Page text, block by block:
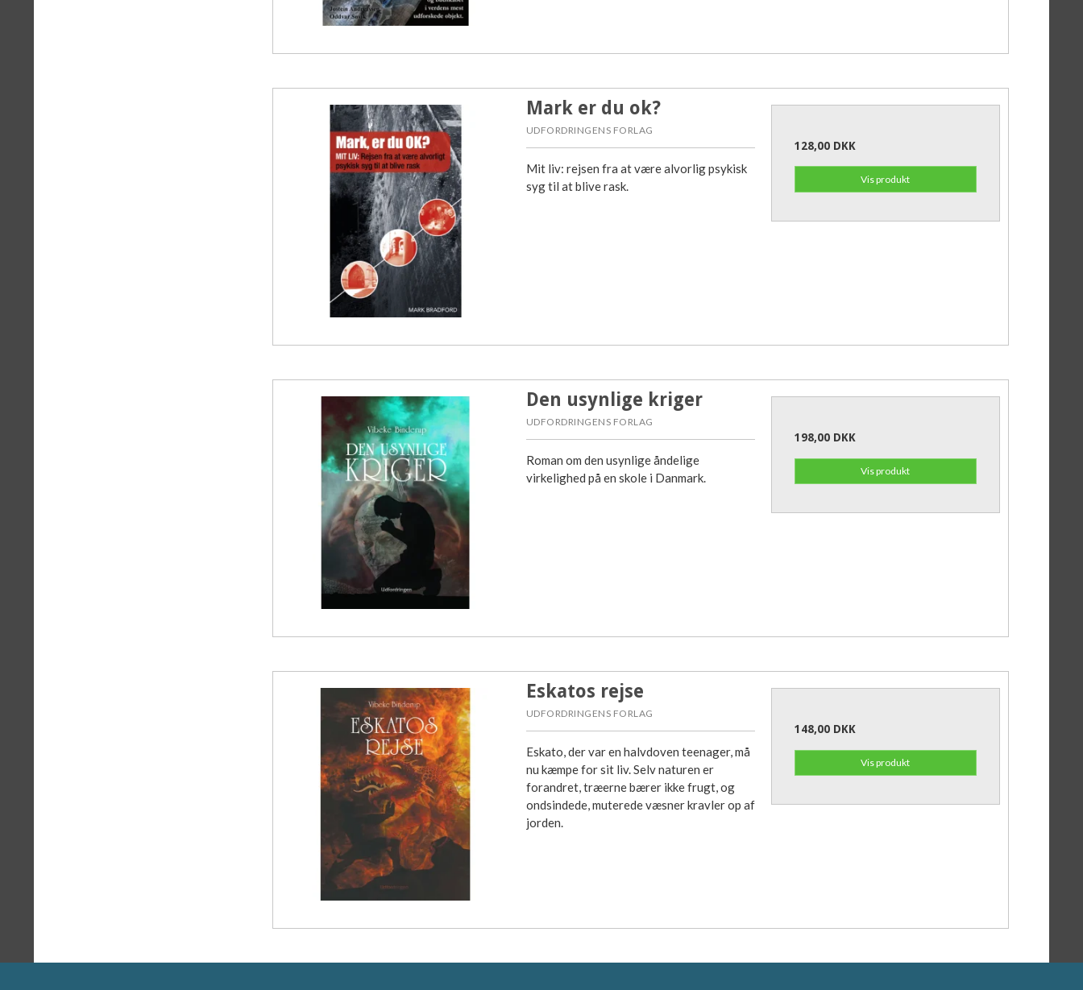
Mark er du ok?
UDFORDRINGENS FORLAG
Mit liv: rejsen fra at være alvorlig psykisk
syg til at blive rask.
128,00 DKK
Vis produkt
Den usynlige kriger
UDFORDRINGENS FORLAG
Roman om den usynlige åndelige
virkelighed på en skole i Danmark.
198,00 DKK
Vis produkt
Eskatos rejse
UDFORDRINGENS FORLAG
Eskato, der var en halvdoven teenager, må
nu kæmpe for sit liv. Selv naturen er
forandret, træerne bærer ikke frugt, og
ondsindede, muterede væsner kravler op af
jorden.
148,00 DKK
Vis produkt